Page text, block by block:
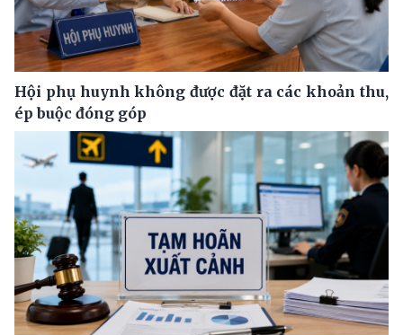
Hội phụ huynh không được đặt ra các khoản thu,
ép buộc đóng góp